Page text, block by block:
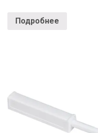
Подробнее